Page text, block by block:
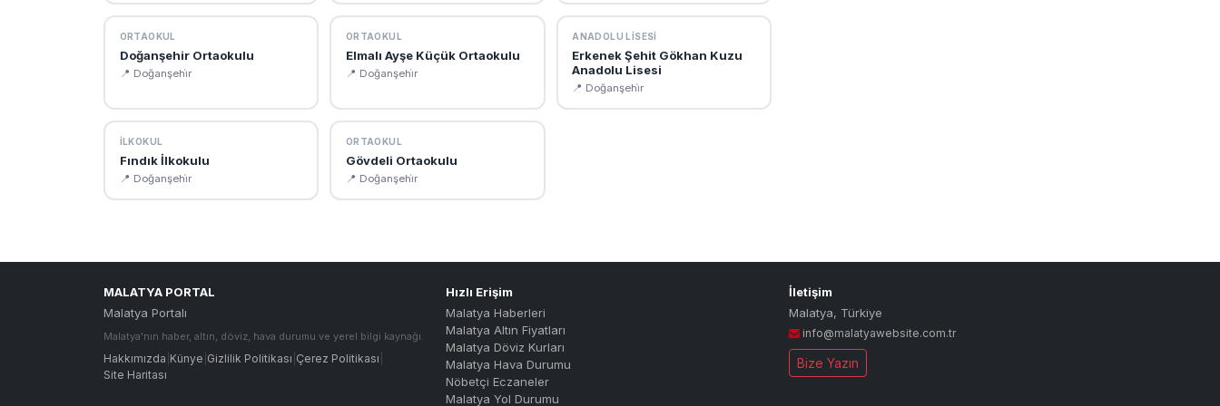
ORTAOKUL
Doğanşehir Ortaokulu
📍 Doğanşehi̇r
ORTAOKUL
Elmalı Ayşe Küçük Ortaokulu
📍 Doğanşehi̇r
ANADOLU LISESI
Erkenek Şehit Gökhan Kuzu
Anadolu Lisesi
📍 Doğanşehi̇r
İLKOKUL
Fındık İlkokulu
📍 Doğanşehi̇r
ORTAOKUL
Gövdeli Ortaokulu
📍 Doğanşehi̇r
MALATYA PORTAL
Malatya Portalı
Malatya'nın haber, altın, döviz, hava durumu ve yerel bilgi kaynağı.
Hakkımızda Künye Gizlilik Politikası Çerez Politikası
Site Haritası
Hızlı Erişim
Malatya Haberleri
Malatya Altın Fiyatları
Malatya Döviz Kurları
Malatya Hava Durumu
Nöbetçi Eczaneler
Malatya Yol Durumu
İletişim
Malatya, Türkiye
info@malatyawebsite.com.tr
Bize Yazın